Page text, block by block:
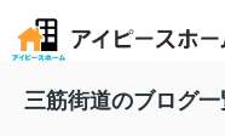
三筋街道のブログ一